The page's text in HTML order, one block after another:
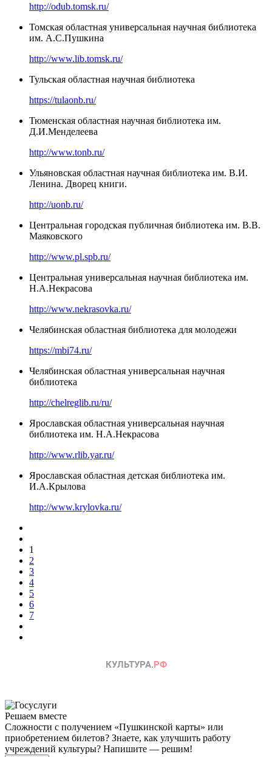
http://odub.tomsk.ru/
Томская областная универсальная научная библиотека
им. А.С.Пушкина
http://www.lib.tomsk.ru/
Тульская областная научная библиотека
https://tulaonb.ru/
Тюменская областная научная библиотека им.
Д.И.Менделеева
http://www.tonb.ru/
Ульяновская областная научная библиотека им. В.И.
Ленина. Дворец книги.
http://uonb.ru/
Центральная городская публичная библиотека им. В.В.
Маяковского
http://www.pl.spb.ru/
Центральная универсальная научная библиотека им.
Н.А.Некрасова
http://www.nekrasovka.ru/
Челябинская областная библиотека для молодежи
https://mbi74.ru/
Челябинская областная универсальная научная
библиотека
http://chelreglib.ru/ru/
Ярославская областная универсальная научная
библиотека им. Н.А.Некрасова
http://www.rlib.yar.ru/
Ярославская областная детская библиотека им.
И.А.Крылова
http://www.krylovka.ru/
1
2
3
4
5
6
7
Решаем вместе
Сложности с получением «Пушкинской карты» или
приобретением билетов? Знаете, как улучшить работу
учреждений культуры? Напишите — решим!